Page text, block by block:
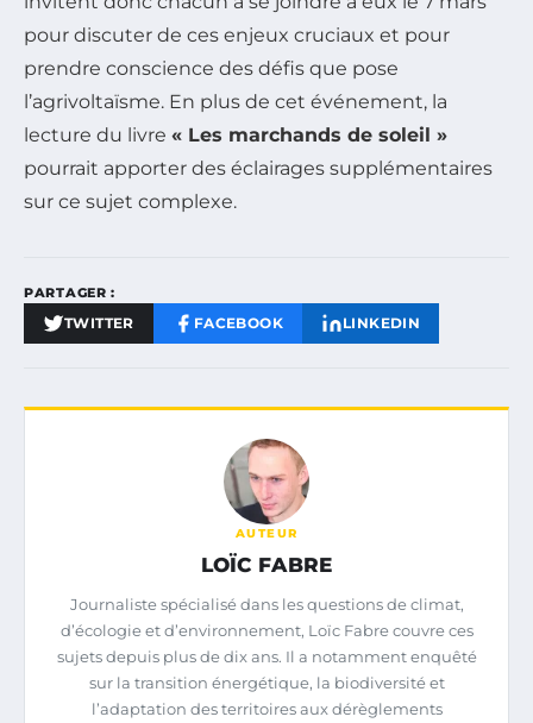
pour discuter de ces enjeux cruciaux et pour
prendre conscience des défis que pose
l’agrivoltaïsme. En plus de cet événement, la
lecture du livre « Les marchands de soleil »
pourrait apporter des éclairages supplémentaires
sur ce sujet complexe.
PARTAGER :
TWITTER FACEBOOK LINKEDIN
AUTEUR
LOÏC FABRE
Journaliste spécialisé dans les questions de climat,
d’écologie et d’environnement, Loïc Fabre couvre ces
sujets depuis plus de dix ans. Il a notamment enquêté
sur la transition énergétique, la biodiversité et
l’adaptation des territoires aux dérèglements